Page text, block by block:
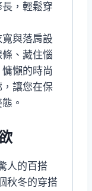
，輕鬆穿
與落肩設
、藏住惱
懶的時尚
讓您在保
。
人的百搭
秋冬的穿搭